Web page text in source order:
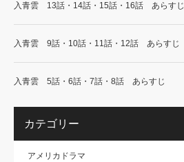
入青雲 13話・14話・15話・16話 あらすじ
入青雲 9話・10話・11話・12話 あらすじ
入青雲 5話・6話・7話・8話 あらすじ
カテゴリー
アメリカドラマ